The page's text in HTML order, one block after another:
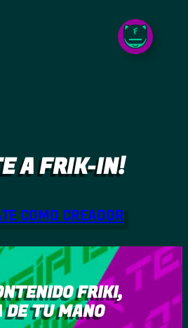
A FRIK-IN!
COMO CREADOR
FRIKI,
DE TU MANO